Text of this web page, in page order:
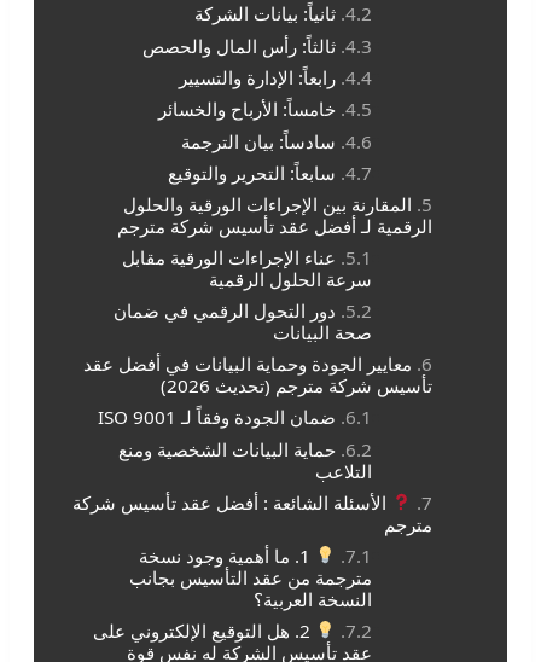
ثانياً: بيانات الشركة
ثالثاً: رأس المال والحصص
رابعاً: الإدارة والتسيير
خامساً: الأرباح والخسائر
سادساً: بيان الترجمة
سابعاً: التحرير والتوقيع
المقارنة بين الإجراءات الورقية والحلول
الرقمية لـ أفضل عقد تأسيس شركة مترجم
عناء الإجراءات الورقية مقابل
سرعة الحلول الرقمية
دور التحول الرقمي في ضمان
صحة البيانات
معايير الجودة وحماية البيانات في أفضل عقد
تأسيس شركة مترجم (تحديث 2026)
ضمان الجودة وفقاً لـ ISO 9001
حماية البيانات الشخصية ومنع
التلاعب
الأسئلة الشائعة : أفضل عقد تأسيس شركة
مترجم
1. ما أهمية وجود نسخة
مترجمة من عقد التأسيس بجانب
النسخة العربية؟
2. هل التوقيع الإلكتروني على
عقد تأسيس الشركة له نفس قوة